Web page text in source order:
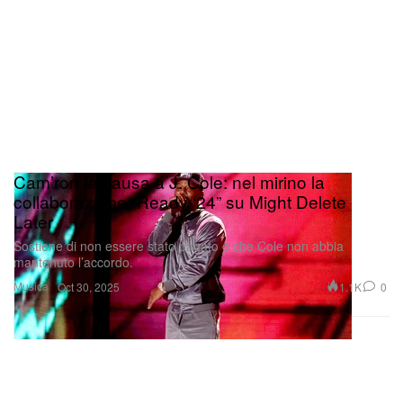
Musica
Cam’ron fa causa a J. Cole: nel mirino la
collaborazione “Ready ‘24” su Might Delete
Later
Sostiene di non essere stato pagato e che Cole non abbia
mantenuto l’accordo.
Oct 30, 2025 1.1K 0